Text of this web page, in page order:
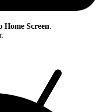
Home Screen.